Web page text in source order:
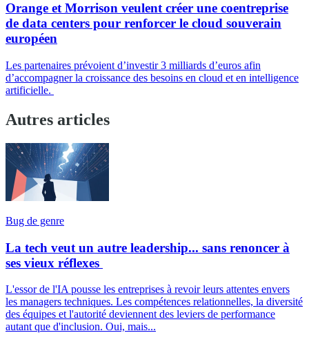
Orange et Morrison veulent créer une coentreprise
de data centers pour renforcer le cloud souverain
européen
Les partenaires prévoient d’investir 3 milliards d’euros afin
d’accompagner la croissance des besoins en cloud et en intelligence
artificielle.
Autres articles
Bug de genre
La tech veut un autre leadership... sans renoncer à
ses vieux réflexes
L'essor de l'IA pousse les entreprises à revoir leurs attentes envers
les managers techniques. Les compétences relationnelles, la diversité
des équipes et l'autorité deviennent des leviers de performance
autant que d'inclusion. Oui, mais...